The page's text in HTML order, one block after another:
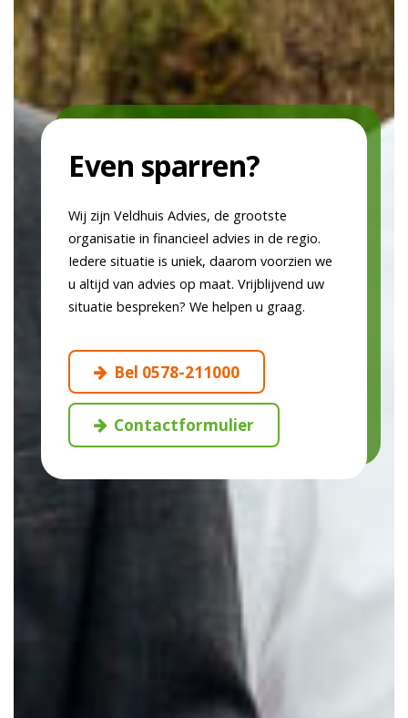
Even sparren?
Wij zijn Veldhuis Advies, de grootste
organisatie in financieel advies in de regio.
Iedere situatie is uniek, daarom voorzien we
u altijd van advies op maat. Vrijblijvend uw
situatie bespreken? We helpen u graag.
Bel 0578-211000
Contactformulier